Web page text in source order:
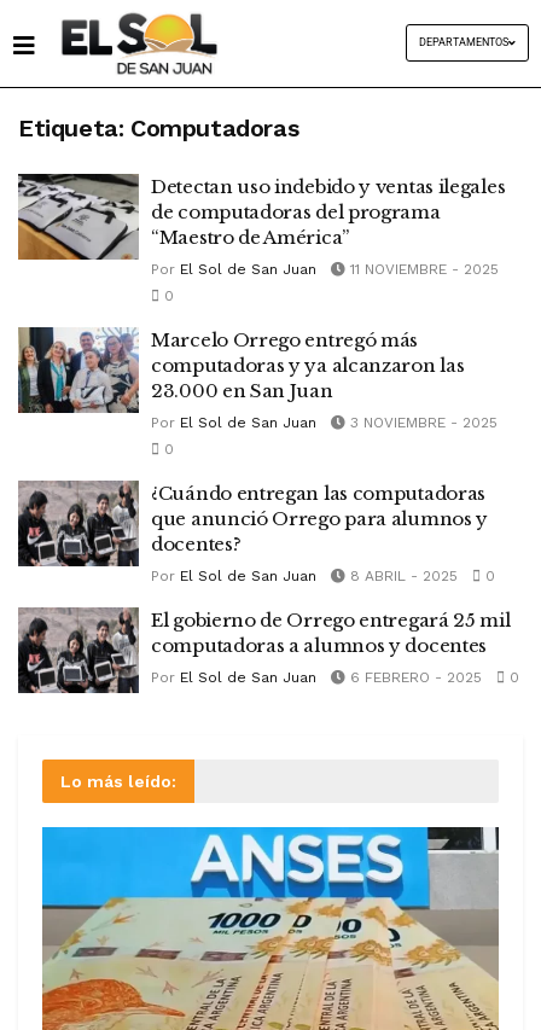
DEPARTAMENTOS
Etiqueta: Computadoras
Detectan uso indebido y ventas ilegales
de computadoras del programa
“Maestro de América”
Por El Sol de San Juan
11 NOVIEMBRE - 2025
0
Marcelo Orrego entregó más
computadoras y ya alcanzaron las
23.000 en San Juan
Por El Sol de San Juan
3 NOVIEMBRE - 2025
0
¿Cuándo entregan las computadoras
que anunció Orrego para alumnos y
docentes?
Por El Sol de San Juan 8 ABRIL - 2025 0
El gobierno de Orrego entregará 25 mil
computadoras a alumnos y docentes
Por El Sol de San Juan 6 FEBRERO - 2025 0
Lo más leído: